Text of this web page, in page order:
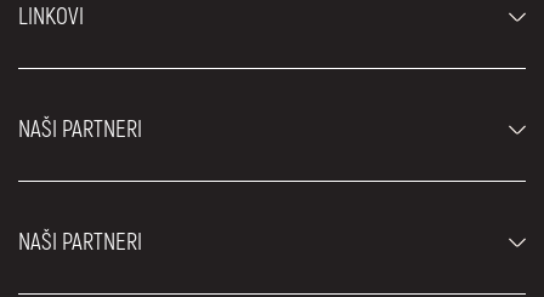
Luksuzni automobili
Cene
LINKOVI
Blog
O nama
NAŠI PARTNERI
NAŠI PARTNERI